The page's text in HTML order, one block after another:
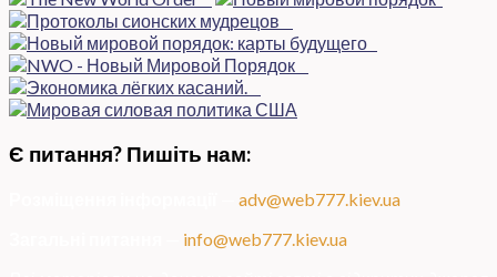
Є питання? Пишіть нам:
adv@web777.kiev.ua
info@web777.kiev.ua